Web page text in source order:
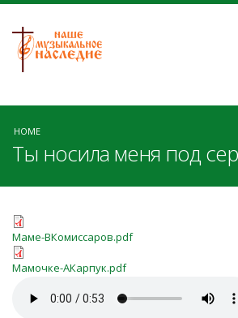
HOME
Ты носила меня под
Маме-ВКомиссаров.pdf
Маме-ВКомиссаров.pdf
Мамочке-АКарпук.pdf
Мамочке-АКарпук.pdf
Маме.mp3